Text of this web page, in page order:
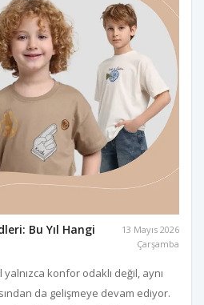
Bu Yıl Hangi
13 Mayıs 2026
Çarşamba
yalnızca konfor odaklı değil, aynı
da gelişmeye devam ediyor.